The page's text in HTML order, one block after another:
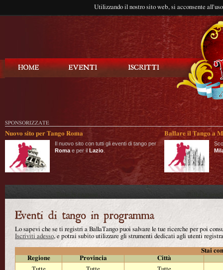
Utilizzando il nostro sito web, si acconsente
SPONSORIZZATE
Nuovo sito per Tango Roma
Il nuovo sito con tutti gli eventi di tango per
Roma e per il Lazio
Ballare il Tango a
Lo sapevi che se ti registri a BallaTango puoi salvare le tue ricerche per poi
Iscriviti adesso, e potrai subito utilizzare gli strumenti dedicati agli utenti
Stai
Regione
Provincia
Città